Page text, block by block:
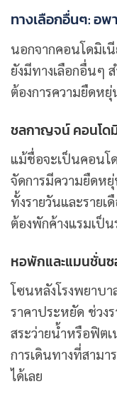
ทางเลือกอื่นๆ: อพ
นอกจากคอนโดมิเ
ยังมีทางเลือกอื่นๆ
ต้องการความยืดหยุ่
ชลกาญจน์ คอนโด
แม้ชื่อจะเป็นคอนโ
จัดการมีความยืดห
ทั้งรายวันและราย
ต้องพักค้างแรมเป็
หอพักและแมนชั่น
โซนหลังโรงพยาบ
ราคาประหยัด ช่วง
สระว่ายน้ำหรือฟิต
การเดินทางที่สามา
ได้เลย